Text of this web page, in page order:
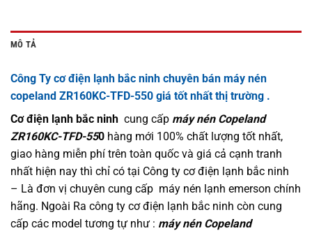
MÔ TẢ
Công Ty cơ điện lạnh bắc ninh chuyên bán máy nén
copeland ZR160KC-TFD-550 giá tốt nhất thị trường .
Cơ điện lạnh bắc ninh cung cấp máy nén Copeland
ZR160KC-TFD-550 hàng mới 100% chất lượng tốt nhất,
giao hàng miễn phí trên toàn quốc và giá cả cạnh tranh
nhất hiện nay thì chỉ có tại Công ty cơ điện lạnh bắc ninh
– Là đơn vị chuyên cung cấp máy nén lạnh emerson chính
hãng. Ngoài Ra công ty cơ điện lạnh bắc ninh còn cung
cấp các model tương tự như : máy nén Copeland